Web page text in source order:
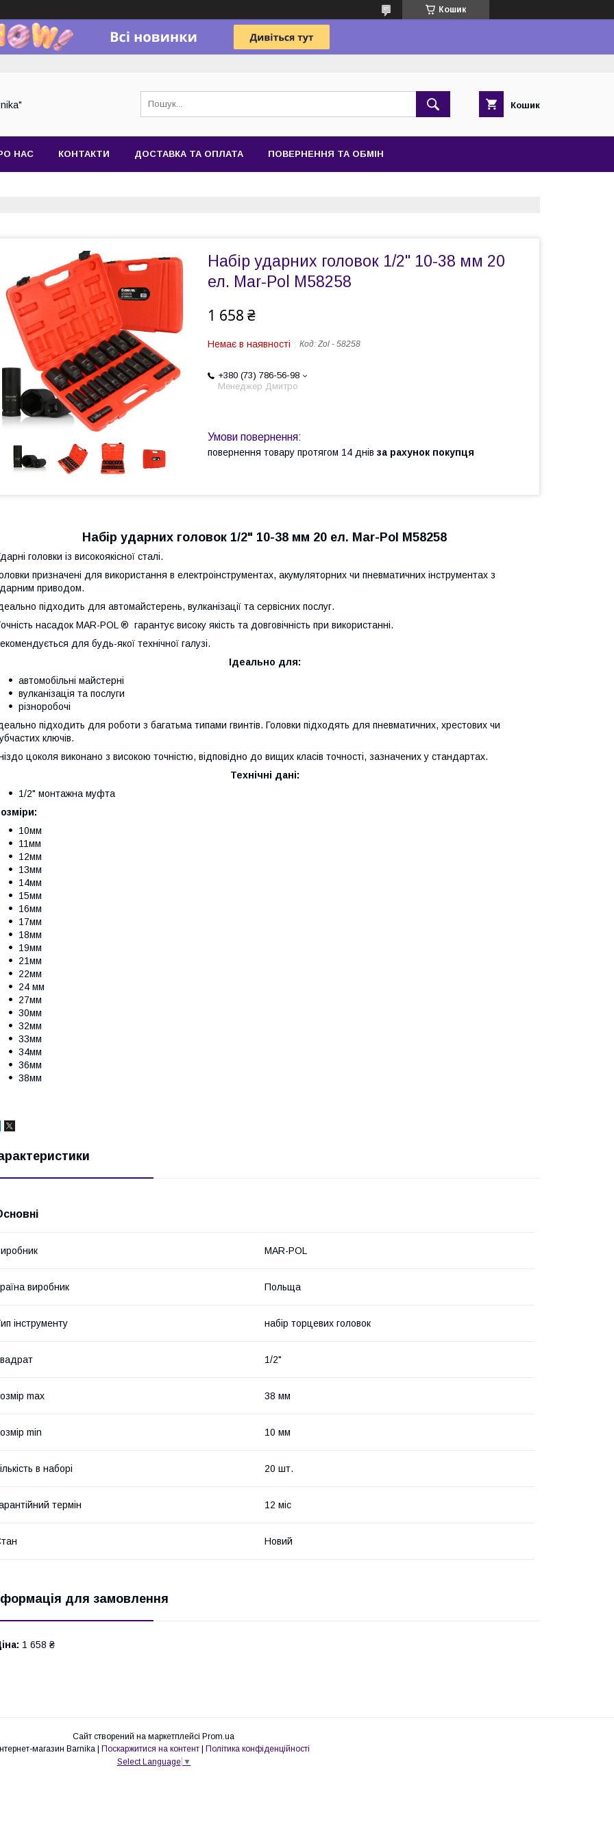
Кошик
Кошик
НАС КОНТАКТИ ДОСТАВКА ТА ОПЛАТА ПОВЕРНЕННЯ ТА ОБМІН
Набір ударних головок 1/2" 10-38 мм 20
ел. Mar-Pol M58258
1 658 ₴
Немає в наявності Код: Zol - 58258
+380 (73) 786-56-98
Менеджер Дмитро
повернення товару протягом 14 днів за рахунок покупця
Набір ударних головок 1/2" 10-38 мм 20 ел. Mar-Pol M58258
головки із високоякісної сталі.
призначені для використання в електроінструментах, акумуляторних чи пневматичних інструментах з
приводом.
підходить для автомайстерень, вулканізації та сервісних послуг.
насадок MAR-POL ® ️ гарантує високу якість та довговічність при використанні.
для будь-якої технічної галузі.
Ідеально для:
автомобільні майстерні
вулканізація та послуги
різноробочі
підходить для роботи з багатьма типами гвинтів. Головки підходять для пневматичних, хрестових чи
ключів.
цоколя виконано з високою точністю, відповідно до вищих класів точності, зазначених у стандартах.
Технічні дані:
1/2" монтажна муфта
10мм
11мм
12мм
13мм
14мм
15мм
16мм
17мм
18мм
19мм
21мм
22мм
24 мм
27мм
30мм
32мм
33мм
34мм
36мм
38мм
MAR-POL
виробник Польща
інструменту набір торцевих головок
1/2"
max 38 мм
min 10 мм
в наборі 20 шт.
термін 12 міс
Новий
для замовлення
1 658 ₴
Сайт створений на маркетплейсі Prom.ua
Поскаржитися на контент
Політика конфіденційності
Select Language ▼